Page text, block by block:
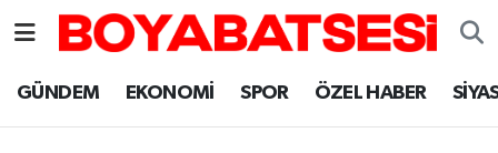
GÜNDEM EKONOMİ SPOR ÖZEL HABER
Sinop Nöbetçi Eczaneler